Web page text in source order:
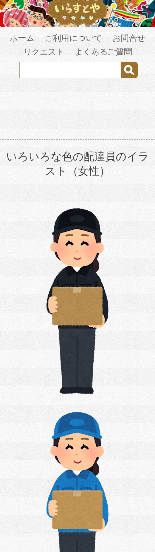
ホーム ご利用について
お問合せ
リクエスト
よくあるご質問
いろいろな色の配達員のイラ
スト（女性）